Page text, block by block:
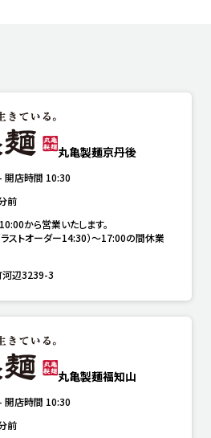
丸亀製麺京丹後
- 開店時間 10:30
前
から営業いたします。
ラストオーダー14:30）～17:00の間休業
河辺3239-3
丸亀製麺福知山
- 開店時間 10:30
前